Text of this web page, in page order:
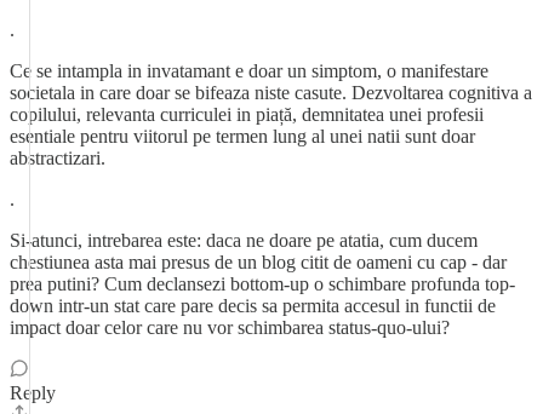
.
Ce se intampla in invatamant e doar un simptom, o manifestare
societala in care doar se bifeaza niste casute. Dezvoltarea cognitiva a
copilului, relevanta curriculei in piață, demnitatea unei profesii
esentiale pentru viitorul pe termen lung al unei natii sunt doar
abstractizari.
.
Si-atunci, intrebarea este: daca ne doare pe atatia, cum ducem
chestiunea asta mai presus de un blog citit de oameni cu cap - dar
prea putini? Cum declansezi bottom-up o schimbare profunda top-
down intr-un stat care pare decis sa permita accesul in functii de
impact doar celor care nu vor schimbarea status-quo-ului?
Reply